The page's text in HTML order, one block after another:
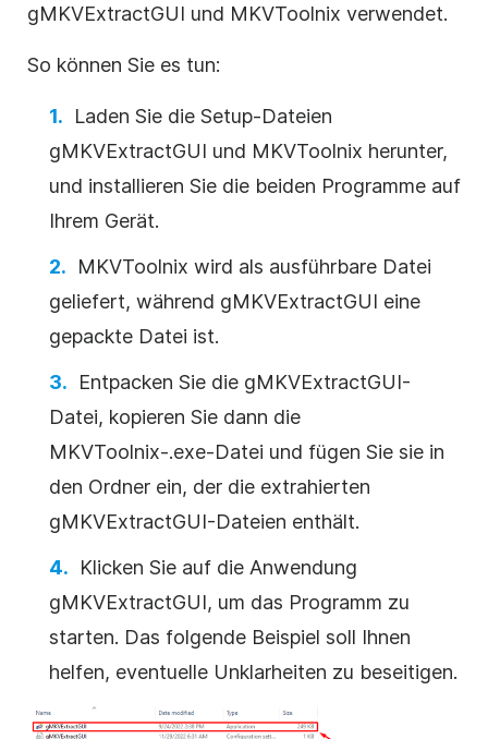
gMKVExtractGUI und MKVToolnix verwendet.
So können Sie es tun:
Laden Sie die Setup-Dateien
gMKVExtractGUI und MKVToolnix herunter,
und installieren Sie die beiden Programme auf
Ihrem Gerät.
MKVToolnix wird als ausführbare Datei
geliefert, während gMKVExtractGUI eine
gepackte Datei ist.
Entpacken Sie die gMKVExtractGUI-
Datei, kopieren Sie dann die
MKVToolnix-.exe-Datei und fügen Sie sie in
den Ordner ein, der die extrahierten
gMKVExtractGUI-Dateien enthält.
Klicken Sie auf die Anwendung
gMKVExtractGUI, um das Programm zu
starten. Das folgende Beispiel soll Ihnen
helfen, eventuelle Unklarheiten zu beseitigen.